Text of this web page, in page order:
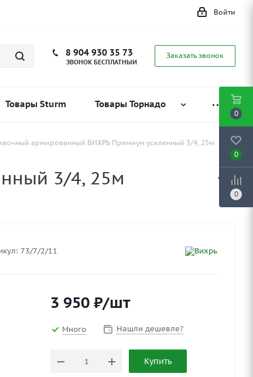
Войти
8 904 930 35 73
ЗВОНОК БЕСПЛАТНЫЙ
Заказать звонок
Товары Sturm Товары Торнадо
армированный ВИХРЬ Премиум усиленный 3/4, 25м
3/4, 25м
73/7/2/11
3 950 ₽/шт
Много Нашли дешевле?
Купить
0
0
0